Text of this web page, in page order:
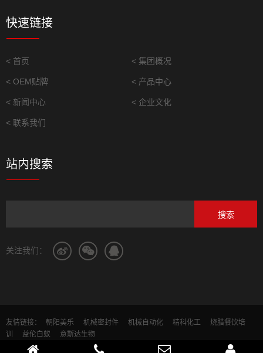
快速链接
< 首页 < 集团概况
< OEM贴牌 < 产品中心
< 新闻中心 < 企业文化
< 联系我们
站内搜索
关注我们：
友情链接： 朝阳美乐 机械密封件 机械自动化 精科化工
烧腊餐饮培
训
益伦白蚁 意斯达生物